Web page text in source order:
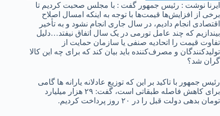
ایرنا نوشت : رئیس جمهور گفت : با مجلس صحبت کردیم تا
برخی از افزایش‌ها قیمت‌ها با توجه به اینکه امسال اصلاح
اقتصادی انجام دادیم، در سال جاری انجام نشود و به تأخیر
بیندازیم که چند عامل تورمی در یک سال اتفاق نیفتد…دلیل‌
تفاوت قیمت را اتحادیه صنفی یا سازمان حمایت از
تولیدکنندگان و مصرف‌کننده باید بیان کند که برای چه این کالا
گران شد؟
رئیس جمهور با تاکید بر این که توزیع عادلانه یارانه ها گامی
برای کاهش فاصله طبقاتی است، گفت: ۲۹ هزار میلیارد
تومان بدهی دولت قبل را در ۲۰ روز پرداخت کردیم.